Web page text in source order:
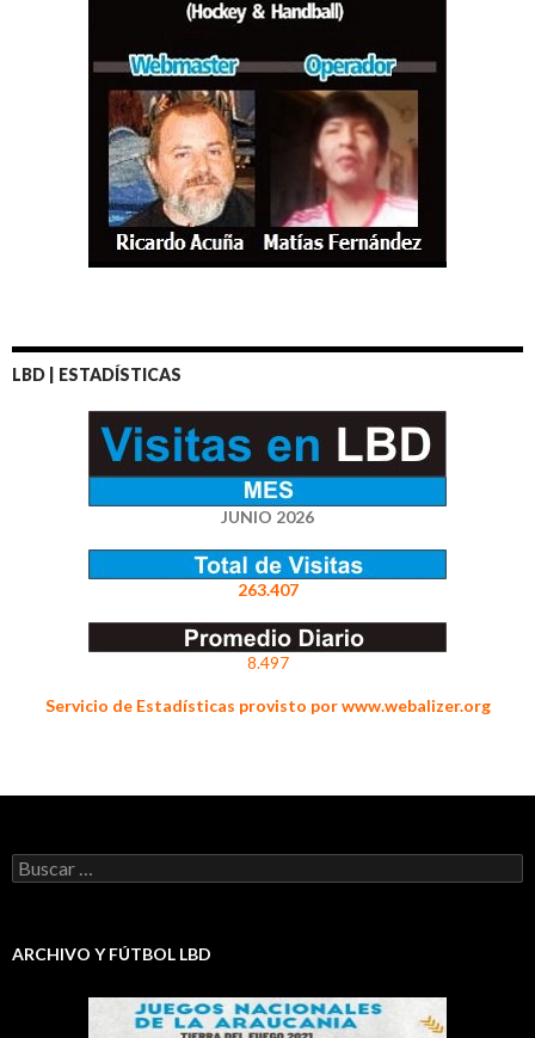
LBD | ESTADÍSTICAS
JUNIO 2026
263.407
8.497
Servicio de Estadísticas provisto por www.webalizer.org
Buscar:
ARCHIVO Y FÚTBOL LBD